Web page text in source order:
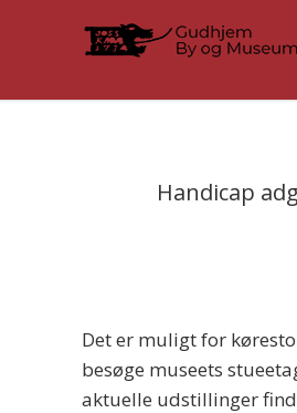
Handicap
Det er muligt for
besøge museets
aktuelle udstillinger